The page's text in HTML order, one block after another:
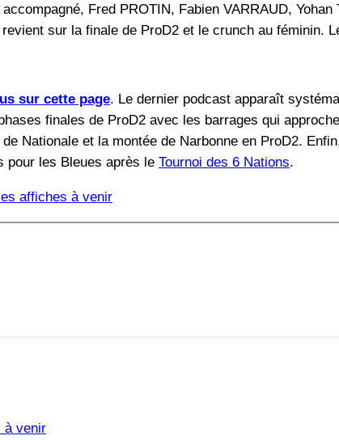
Fred PROTIN, Fabien VARRAUD,
sur la finale de ProD2 et le crunch au féminin.
sur cette page. Le dernier podcast apparaît
finales de ProD2 avec les barrages qui
Nationale et la montée de Narbonne en ProD2.
pour les Bleues après le Tournoi des 6 Nations.
affiches à venir
à venir